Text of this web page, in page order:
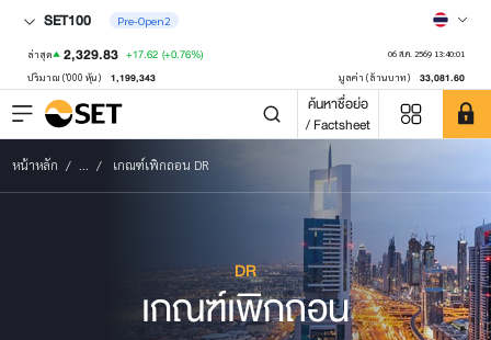
SET100 Pre-Open2
ล่าสุด 2,329.83 +17.62 (+0.76%) 06 ส.ค. 2569 13:40:01
ปริมาณ ('000 หุ้น) 1,199,343 มูลค่า (ล้านบาท) 33,081.60
ค้นหาชื่อย่อ
/ Factsheet
หน้าหลัก ... เกณฑ์เพิกถอน DR
DR
เกณฑ์เพิกถอน